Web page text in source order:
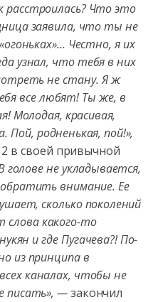
Что это
заявила, что ты не
Честно, я их
узнал, что тебя в них
не стану. Я ж
все любят! Ты же, в
Молодая, красивая,
Пой, родненькая, пой!»,
в своей привычной
голове не укладывается,
внимание. Ее
сколько поколений
слова какого-то
и где Пугачева?! По-
из принципа в
каналах, чтобы не
писать», —закончил